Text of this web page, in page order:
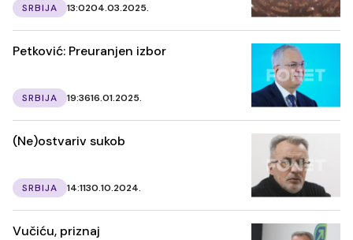
SRBIJA 13:0204.03.2025.
Petković: Preuranjen izbor
SRBIJA 19:3616.01.2025.
(Ne)ostvariv sukob
SRBIJA 14:1130.10.2024.
Vučiću, priznaj